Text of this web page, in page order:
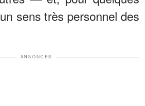
sens très personnel des
ANNONCES